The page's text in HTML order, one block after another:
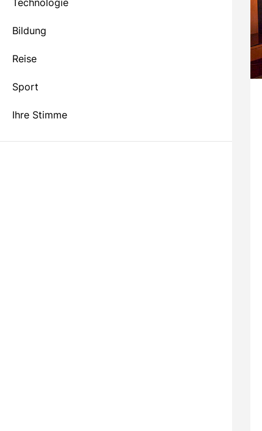
o
o
d
Technologie
Bildung
Reise
Sport
Ihre Stimme